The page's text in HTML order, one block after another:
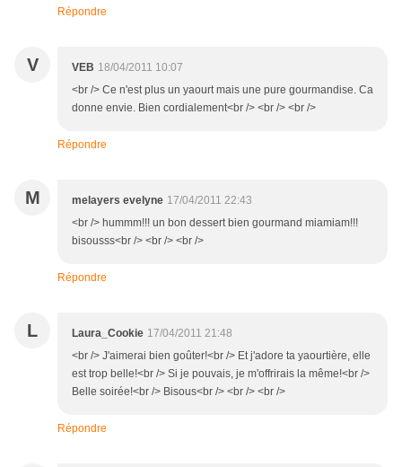
Répondre
V VEB 18/04/2011 10:07
<br /> Ce n'est plus un yaourt mais une pure gourmandise. Ca
donne envie. Bien cordialement<br /> <br /> <br />
Répondre
M melayers evelyne 17/04/2011 22:43
<br /> hummm!!! un bon dessert bien gourmand miamiam!!!
bisousss<br /> <br /> <br />
Répondre
L Laura_Cookie 17/04/2011 21:48
<br /> J'aimerai bien goûter!<br /> Et j'adore ta yaourtière, elle
est trop belle!<br /> Si je pouvais, je m'offrirais la même!<br />
Belle soirée!<br /> Bisous<br /> <br /> <br />
Répondre